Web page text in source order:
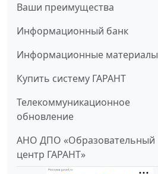
Ваши преимущества
Информационный банк
Информационные материалы
Купить систему ГАРАНТ
Телекоммуникационное
обновление
АНО ДПО «Образовательный
центр ГАРАНТ»